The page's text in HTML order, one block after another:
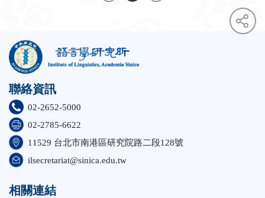
聯絡資訊
02-2652-5000
02-2785-6622
11529 台北市南港區研究院路二段128號
ilsecretariat@sinica.edu.tw
相關連結